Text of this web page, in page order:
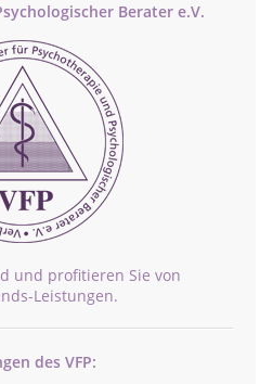
Berater e.V.
und profitieren Sie von
Leistungen.
des VFP: